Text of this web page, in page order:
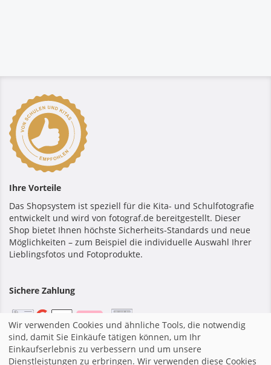
Ihre Vorteile
Das Shopsystem ist speziell für die Kita- und Schulfotografie
entwickelt und wird von fotograf.de bereitgestellt. Dieser
Shop bietet Ihnen höchste Sicherheits-Standards und neue
Möglichkeiten – zum Beispiel die individuelle Auswahl Ihrer
Lieblingsfotos und Fotoprodukte.
Sichere Zahlung
Startseite|Impressum|Allgemeine Geschäftsbedingungen
Wir verwenden Cookies und ähnliche Tools, die notwendig
sind, damit Sie Einkäufe tätigen können, um Ihr
Einkaufserlebnis zu verbessern und um unsere
Dienstleistungen zu erbringen. Wir verwenden diese Cookies